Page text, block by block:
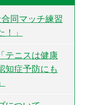
同マッチ練習
」
テニスは健康
知症予防にも